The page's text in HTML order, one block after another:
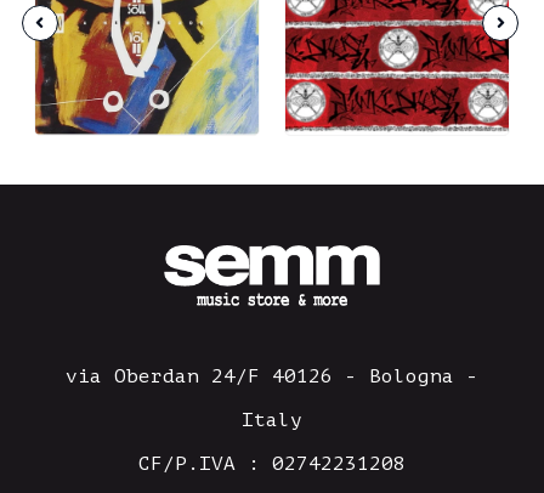
via Oberdan 24/F 40126 - Bologna -
Italy
CF/P.IVA : 02742231208